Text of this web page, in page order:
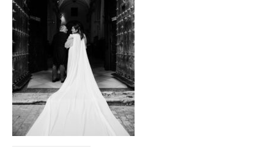
SEMANA SANTA
BLOG
SOBRE LM
CONTACTO